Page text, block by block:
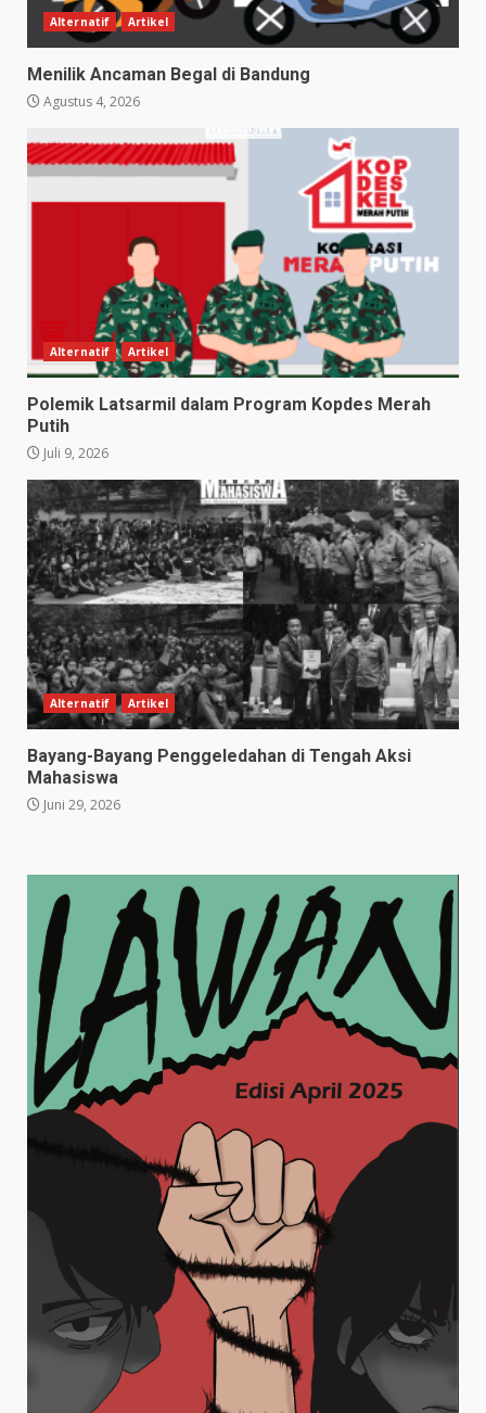
Alternatif Artikel
Menilik Ancaman Begal di Bandung
Agustus 4, 2026
Alternatif Artikel
Polemik Latsarmil dalam Program Kopdes Merah
Putih
Juli 9, 2026
Alternatif Artikel
Bayang-Bayang Penggeledahan di Tengah Aksi
Mahasiswa
Juni 29, 2026